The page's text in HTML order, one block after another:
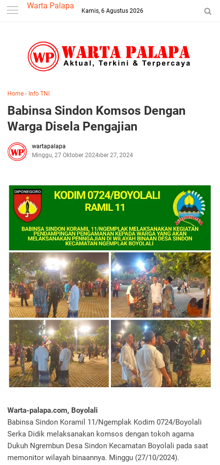
--> Warta Palapa
Kamis, 6 Agustus 2026
Home › Info TNI
Babinsa Sindon Komsos Dengan
Warga Disela Pengajian
wartapalapa
Minggu, 27 Oktober 2024Oktober 27, 2024
Warta-palapa.com, Boyolali
Babinsa Sindon Koramil 11/Ngemplak Kodim 0724/Boyolali
Serka Didik melaksanakan komsos dengan tokoh agama
Dukuh Ngrembun Desa Sindon Kecamatan Boyolali pada saat
memonitor wilayah binaannya. Minggu (27/10/2024).